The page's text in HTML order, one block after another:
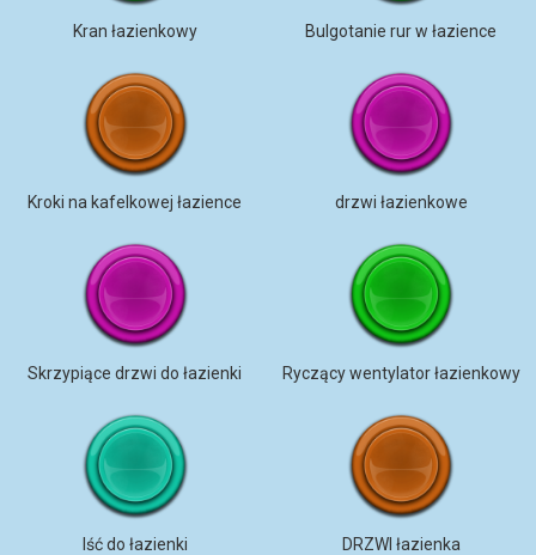
Kran łazienkowy Bulgotanie rur w łazience
Kroki na kafelkowej łazience drzwi łazienkowe
Skrzypiące drzwi do łazienki Ryczący wentylator łazienkowy
Iść do łazienki DRZWI łazienka